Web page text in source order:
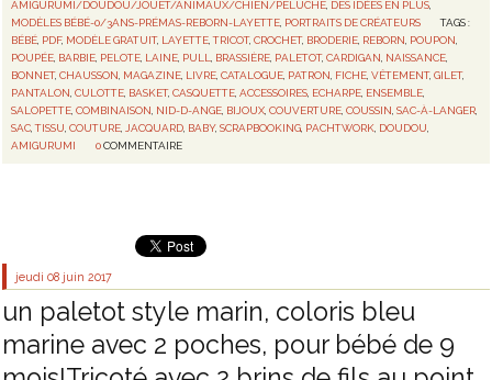
AMIGURUMI/DOUDOU/JOUET/ANIMAUX/CHIEN/PELUCHE, DES IDÉES EN PLUS,
MODÈLES BÉBÉ-0/3ANS-PRÉMAS-REBORN-LAYETTE, PORTRAITS DE CRÉATEURS
TAGS :
BÉBÉ, PDF, MODÈLE GRATUIT, LAYETTE,TRICOT,CROCHET, BRODERIE, REBORN, POUPON,
POUPÉE, BARBIE, PELOTE, LAINE, PULL, BRASSIÈRE, PALETOT,CARDIGAN, NAISSANCE,
BONNET,CHAUSSON, MAGAZINE, LIVRE,CATALOGUE, PATRON, FICHE,VÊTEMENT,GILET,
PANTALON,CULOTTE, BASKET,CASQUETTE,ACCESSOIRES, ECHARPE, ENSEMBLE,
SALOPETTE,COMBINAISON, NID-D-ANGE, BIJOUX,COUVERTURE,COUSSIN,SAC-À-LANGER,
SAC,TISSU,COUTURE,JACQUARD, BABY,SCRAPBOOKING, PACHTWORK, DOUDOU,
AMIGURUMI
0 COMMENTAIRE
jeudi 08 juin 2017
un paletot style marin, coloris bleu
marine avec 2 poches, pour bébé de 9